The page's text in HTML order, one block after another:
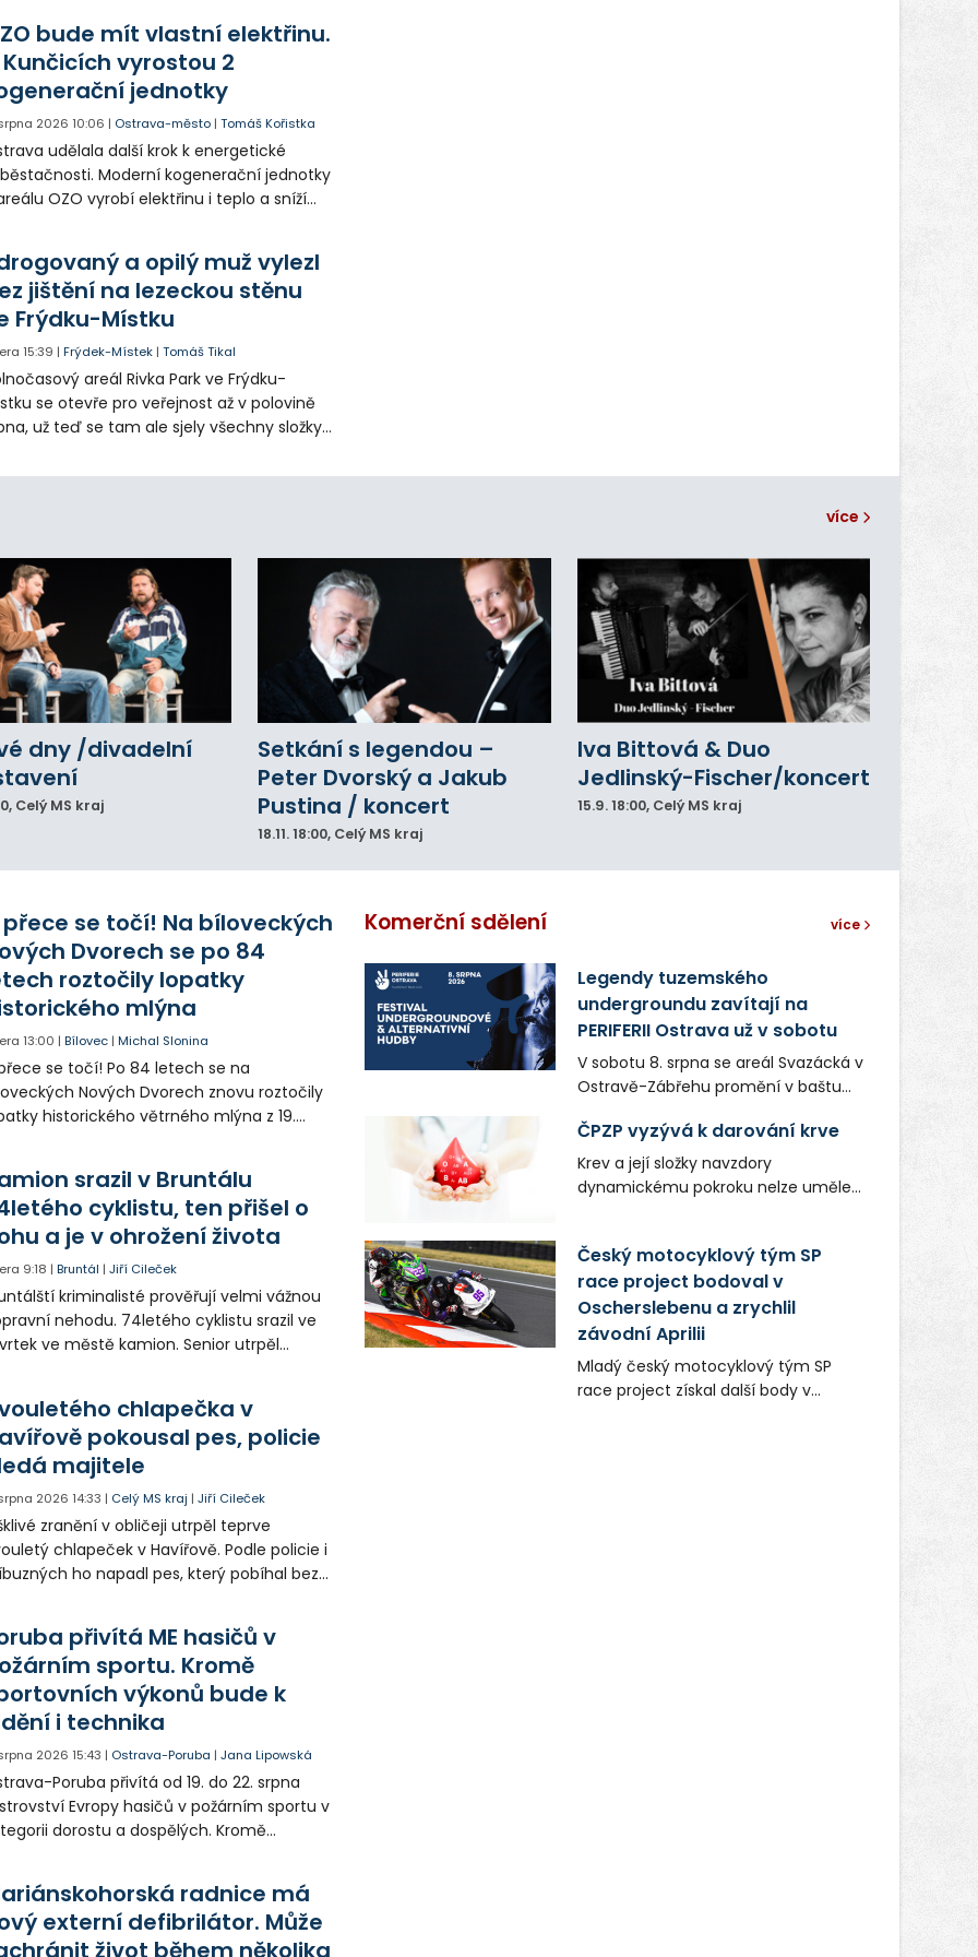
bude mít vlastní elektřinu.
Kunčicích vyrostou 2
jednotky
2026 10:06 | Ostrava-město |Tomáš Kořistka
udělala další krok k energetické
Moderní kogenerační jednotky
OZO vyrobí elektřinu i teplo a sníží
a opilý muž vylezl
jištění na lezeckou stěnu
Frýdku-Místku
15:39 |Frýdek-Místek |Tomáš Tikal
areál Rivka Park ve Frýdku-
se otevře pro veřejnost až v polovině
už teď se tam ale sjely všechny složky
opilého muže pod vlivem drog do
více
dny /divadelní
, Celý MS kraj
Setkání s legendou –
Peter Dvorský a Jakub
Pustina / koncert
18.11.18:00, Celý MS kraj
Iva Bittová & Duo
Jedlinský-Fischer/koncert
15.9. 18:00, Celý MS kraj
přece se točí! Na bíloveckých
Dvorech se po 84
roztočily lopatky
mlýna
13:00 |Bílovec |Michal Slonina
se točí! Po 84 letech se na
Nových Dvorech znovu roztočily
historického větrného mlýna z 19.
srazil v Bruntálu
cyklistu, ten přišel o
a je v ohrožení života
9:18 |Bruntál |Jiří Cileček
kriminalisté prověřují velmi vážnou
nehodu. 74letého cyklistu srazil ve
ve městě kamion. Senior utrpěl
případné svědky.chlapečka v
pokousal pes, policie
majitele
2026 14:33 | Celý MS kraj |Jiří Cileček
zranění v obličeji utrpěl teprve
chlapeček v Havířově. Podle policie i
ho napadl pes, který pobíhal bez
Případem už se zabývá policie, která
psa hledá.
přivítá ME hasičů v
sportu. Kromě
výkonů bude k
i technika
2026 15:43 | Ostrava-Poruba |Jana Lipowská
Poruba přivítá od 19. do 22. srpna
Evropy hasičů v požárním sportu v
dorostu a dospělých. Kromě
radnice má
externí defibrilátor. Může
život během několika
Komerční sdělení více
Legendy tuzemského
undergroundu zavítají na
PERIFERII Ostrava už v sobotu
V sobotu 8. srpna se areál Svazácká v
Ostravě-Zábřehu promění v baštu
hudby. Uskuteční se zde totiž první
ročník festivalu PERIFERIE Ostrava.
Brány areálu se otevřou půlhodinu po
Vstupenky v ceně 450 Kč jsou v
prodeji.
ČPZP vyzývá k darování krve
Krev a její složky navzdory
dynamickému pokroku nelze uměle
nenahraditelnou tělní tekutinu
neobejde. Naléhavá potřeba doplnit
krevní zásoby nastává vždy v létě,
kdy stoupá počet úrazů. Česká
průmyslová zdravotní pojišťovna
(ČPZP) apeluje na všechny, kteří se
těší dobrému zdraví, aby se stali
Český motocyklový tým SP
race project bodoval v
Oscherslebenu a zrychlil
závodní Aprilii
Mladý český motocyklový tým SP
race project získal další body v